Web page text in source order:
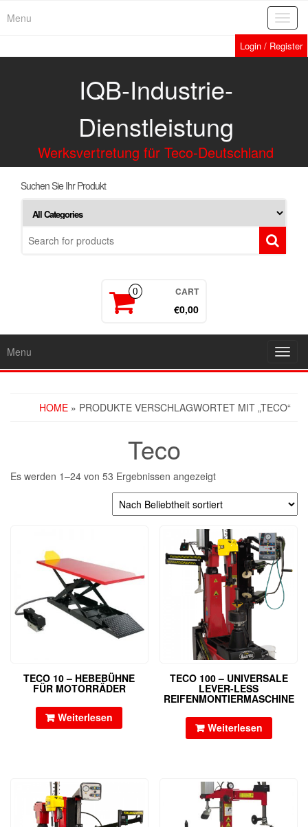
Menu
Login / Register
IQB-Industrie-
Dienstleistung
Werksvertretung für Teco-Deutschland
Suchen Sie Ihr Produkt
0 CART
€0,00
Menu
HOME » PRODUKTE VERSCHLAGWORTET MIT „TECO“
Teco
Es werden 1–24 von 53 Ergebnissen angezeigt
TECO 10 – HEBEBÜHNE
FÜR MOTORRÄDER
Weiterlesen
TECO 100 – UNIVERSALE
LEVER-LESS
REIFENMONTIERMASCHINE
Weiterlesen